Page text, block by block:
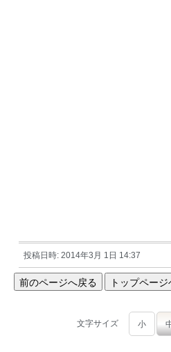
投稿日時: 2014年3月 1日 14:37
文字サイズ 小